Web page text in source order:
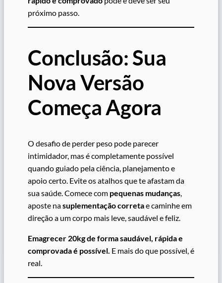
próximo passo.
Conclusão: Sua
Nova Versão
Começa Agora
O desafio de perder peso pode parecer
intimidador, mas é completamente possível
quando guiado pela ciência, planejamento e
apoio certo. Evite os atalhos que te afastam da
sua saúde. Comece com pequenas mudanças,
aposte nasuplementação corretae caminhe em
direção a um corpo mais leve, saudável e feliz.
Emagrecer 20kg de forma saudável, rápida e
comprovada é possível. E mais do que possível, é
real.